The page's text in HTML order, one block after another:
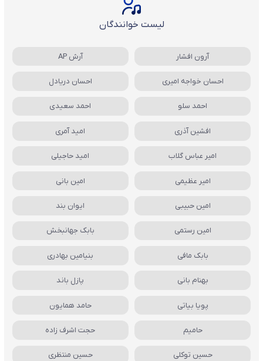
لیست خوانندگان
آرون افشار آرش AP
احسان خواجه امیری احسان دریادل
احمد سلو احمد سعیدی
افشین آذری امید آمری
امیر عباس گلاب امید حاجیلی
امیر عظیمی امین بانی
امین حبیبی ایوان بند
امین رستمی بابک جهانبخش
بابک مافی بنیامین بهادری
بهنام بانی پازل باند
پویا بیاتی حامد همایون
حامیم حجت اشرف زاده
حسین توکلی حسین منتظری